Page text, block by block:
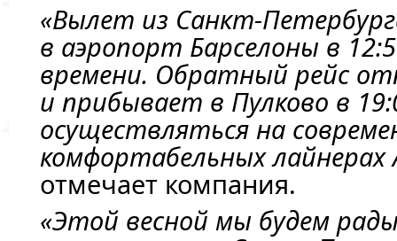
«Вылет из Санкт-
в аэропорт Барселоны в
времени. Обратный рейс
и прибывает в Пулково в
осуществляться на
комфортабельных лайнерах
отмечает компания.
«Этой весной мы будем